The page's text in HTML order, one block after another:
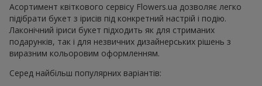
Асортимент квіткового сервісу Flowers.ua дозволяє легко
підібрати букет з ірисів під конкретний настрій і подію.
Лаконічний іриси букет підходить як для стриманих
подарунків, так і для незвичних дизайнерських рішень з
виразним кольоровим оформленням.
Серед найбільш популярних варіантів: